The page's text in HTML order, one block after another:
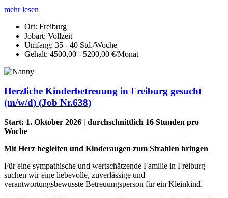
mehr lesen
Ort: Freiburg
Jobart: Vollzeit
Umfang: 35 - 40 Std./Woche
Gehalt: 4500,00 - 5200,00 €/Monat
Herzliche Kinderbetreuung in Freiburg gesucht
(m/w/d) (Job Nr.638)
Start: 1. Oktober 2026 | durchschnittlich 16 Stunden pro
Woche
Mit Herz begleiten und Kinderaugen zum Strahlen bringen
Für eine sympathische und wertschätzende Familie in Freiburg
suchen wir eine liebevolle, zuverlässige und
verantwortungsbewusste Betreuungsperson für ein Kleinkind.